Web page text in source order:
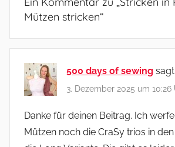
Mützen stricken“
500 days of sewing sagt:
3. Dezember 2025 um 10:26
Danke für deinen Beitrag. Ich
Mützen noch die CraSy trios in den